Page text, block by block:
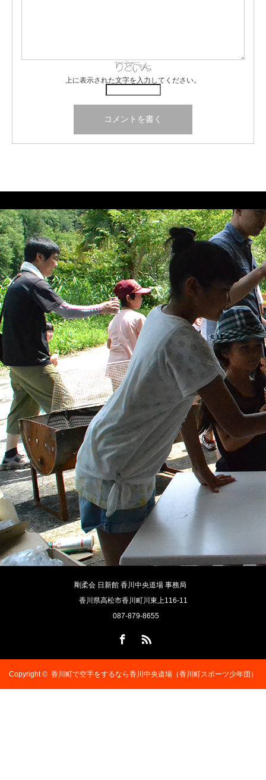
上に表示された文字を入力してください。
剛柔会 日新館 香川中央道場 事務局
香川県高松市香川町川東上116-11
087-879-8655
Copyright © 香川町で空手をするなら香川中央道場（香川町スポーツ少年団）